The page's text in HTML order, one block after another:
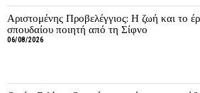
Αριστομένης Προβελέγγιος: Η ζωή και το
σπουδαίου ποιητή από τη Σίφνο
06/08/2026